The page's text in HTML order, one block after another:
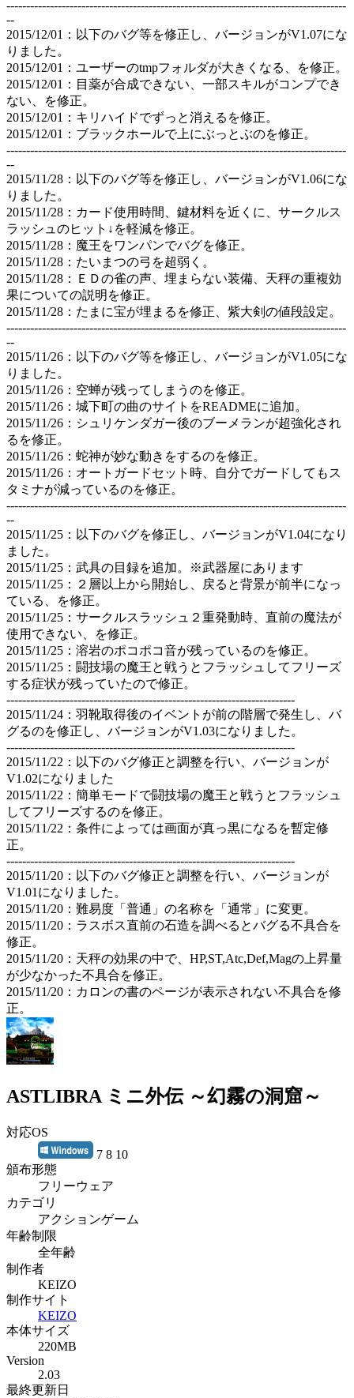
--------------------------------------------------------------------------------------
--
2015/12/01：以下のバグ等を修正し、バージョンがV1.07にな
りました。
2015/12/01：ユーザーのtmpフォルダが大きくなる、を修正。
2015/12/01：目薬が合成できない、一部スキルがコンプでき
ない、を修正。
2015/12/01：キリハイドでずっと消えるを修正。
2015/12/01：ブラックホールで上にぶっとぶのを修正。
--------------------------------------------------------------------------------------
--
2015/11/28：以下のバグ等を修正し、バージョンがV1.06にな
りました。
2015/11/28：カード使用時間、鍵材料を近くに、サークルス
ラッシュのヒット↓を軽減を修正。
2015/11/28：魔王をワンパンでバグを修正。
2015/11/28：たいまつの弓を超弱く。
2015/11/28：ＥＤの雀の声、埋まらない装備、天秤の重複効
果についての説明を修正。
2015/11/28：たまに宝が埋まるを修正、紫大剣の値段設定。
--------------------------------------------------------------------------------------
--
2015/11/26：以下のバグ等を修正し、バージョンがV1.05にな
りました。
2015/11/26：空蝉が残ってしまうのを修正。
2015/11/26：城下町の曲のサイトをREADMEに追加。
2015/11/26：シュリケンダガー後のブーメランが超強化され
るを修正。
2015/11/26：蛇神が妙な動きをするのを修正。
2015/11/26：オートガードセット時、自分でガードしてもス
タミナが減っているのを修正。
--------------------------------------------------------------------------------------
--
2015/11/25：以下のバグを修正し、バージョンがV1.04になり
ました。
2015/11/25：武具の目録を追加。※武器屋にあります
2015/11/25：２層以上から開始し、戻ると背景が前半になっ
ている、を修正。
2015/11/25：サークルスラッシュ２重発動時、直前の魔法が
使用できない、を修正。
2015/11/25：溶岩のポコポコ音が残っているのを修正。
2015/11/25：闘技場の魔王と戦うとフラッシュしてフリーズ
する症状が残っていたので修正。
-------------------------------------------------------------------------
2015/11/24：羽靴取得後のイベントが前の階層で発生し、バ
グるのを修正し、バージョンがV1.03になりました。
-------------------------------------------------------------------------
2015/11/22：以下のバグ修正と調整を行い、バージョンが
V1.02になりました
2015/11/22：簡単モードで闘技場の魔王と戦うとフラッシュ
してフリーズするのを修正。
2015/11/22：条件によっては画面が真っ黒になるを暫定修
正。
-------------------------------------------------------------------------
2015/11/20：以下のバグ修正と調整を行い、バージョンが
V1.01になりました。
2015/11/20：難易度「普通」の名称を「通常」に変更。
2015/11/20：ラスボス直前の石造を調べるとバグる不具合を
修正。
2015/11/20：天秤の効果の中で、HP,ST,Atc,Def,Magの上昇量
が少なかった不具合を修正。
2015/11/20：カロンの書のページが表示されない不具合を修
正。
ASTLIBRA ミニ外伝 ～幻霧の洞窟～
対応OS
7 8 10
頒布形態
フリーウェア
カテゴリ
アクションゲーム
年齢制限
全年齢
制作者
KEIZO
制作サイト
KEIZO
本体サイズ
220MB
Version
2.03
最終更新日